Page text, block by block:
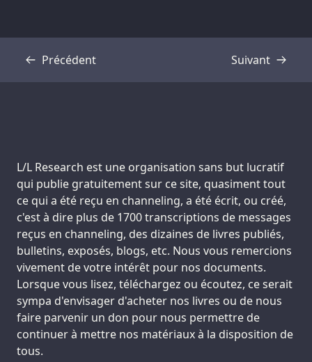
Précédent
Transcription Suivant
Transcription
Support us:
L/L Research est une organisation sans but lucratif
qui publie gratuitement sur ce site, quasiment tout
ce qui a été reçu en channeling, a été écrit, ou créé,
c'est à dire plus de 1700 transcriptions de messages
reçus en channeling, des dizaines de livres publiés,
bulletins, exposés, blogs, etc. Nous vous remercions
vivement de votre intérêt pour nos documents.
Lorsque vous lisez, téléchargez ou écoutez, ce serait
sympa d'envisager d'acheter nos livres ou de nous
faire parvenir un don pour nous permettre de
continuer à mettre nos matériaux à la disposition de
tous.